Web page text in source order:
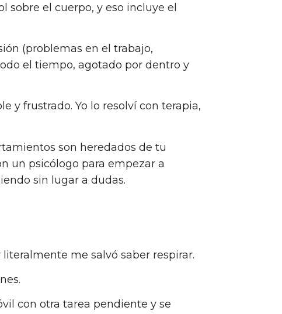
sobre el cuerpo, y eso incluye el
(problemas en el trabajo,
el tiempo, agotado por dentro y
y frustrado. Yo lo resolví con terapia,
son heredados de tu
un psicólogo para empezar a
sin lugar a dudas.
me salvó saber respirar.
con otra tarea pendiente y se